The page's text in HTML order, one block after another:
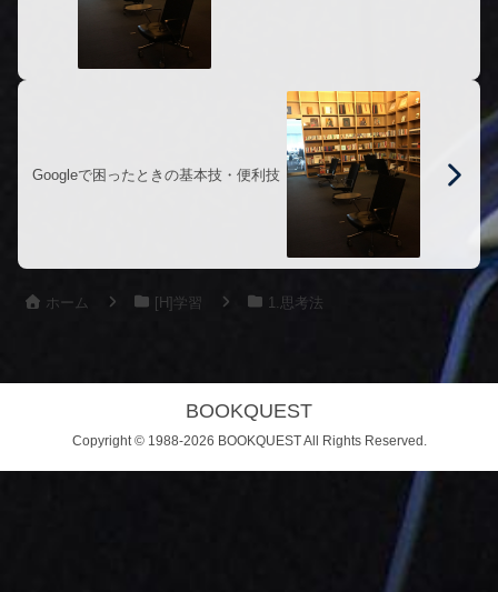
Googleで困ったときの基本技・便利技
ホーム [H]学習 1.思考法
BOOKQUEST
Copyright © 1988-2026 BOOKQUEST All Rights Reserved.